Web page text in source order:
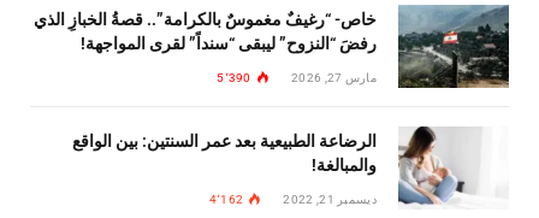
خاص- “رغيفٌ مغموسٌ بالكرامة”.. قصةُ الخبازِ الذي
رفضَ “النزوح” ليبقى “سنداً” لقرى المواجهة!
مارس 27, 2026 5٬390
الرضاعة الطبيعية بعد عمر السنتين: بين الواقع
والمبالغة!
ديسمبر 21, 2022 4٬162